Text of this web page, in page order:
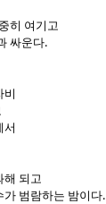
히 여기고
싸운다.
비
서
해 되고
가 범람하는 밤이다.